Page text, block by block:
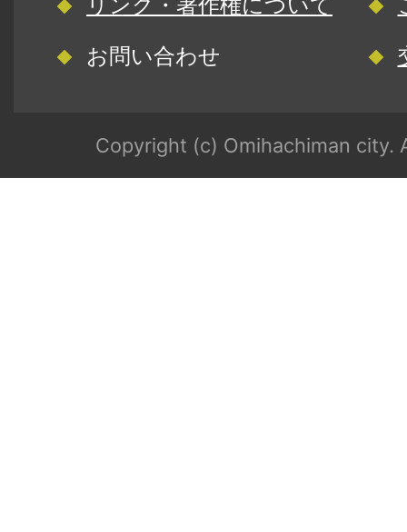
お問い合わせ
Copyright (c) Omihachiman city.